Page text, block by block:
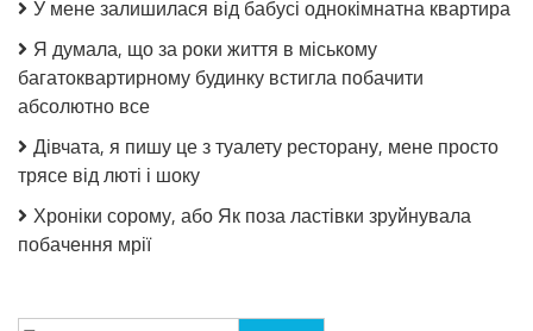
У мене залишилася від бабусі однокімнатна квартира
Я думала, що за роки життя в міському
багатоквартирному будинку встигла побачити
абсолютно все
Дівчата, я пишу це з туалету ресторану, мене просто
трясе від люті і шоку
Хроніки сорому, або Як поза ластівки зруйнувала
побачення мрії